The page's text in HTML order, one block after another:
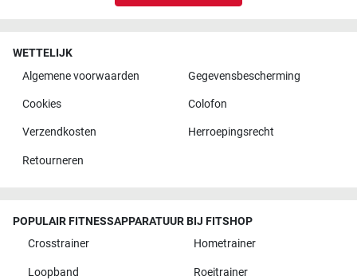
WETTELIJK
Algemene voorwaarden
Gegevensbescherming
Cookies Colofon
Verzendkosten Herroepingsrecht
Retourneren
POPULAIR FITNESSAPPARATUUR BIJ FITSHOP
Crosstrainer
Hometrainer
Loopband Roeitrainer